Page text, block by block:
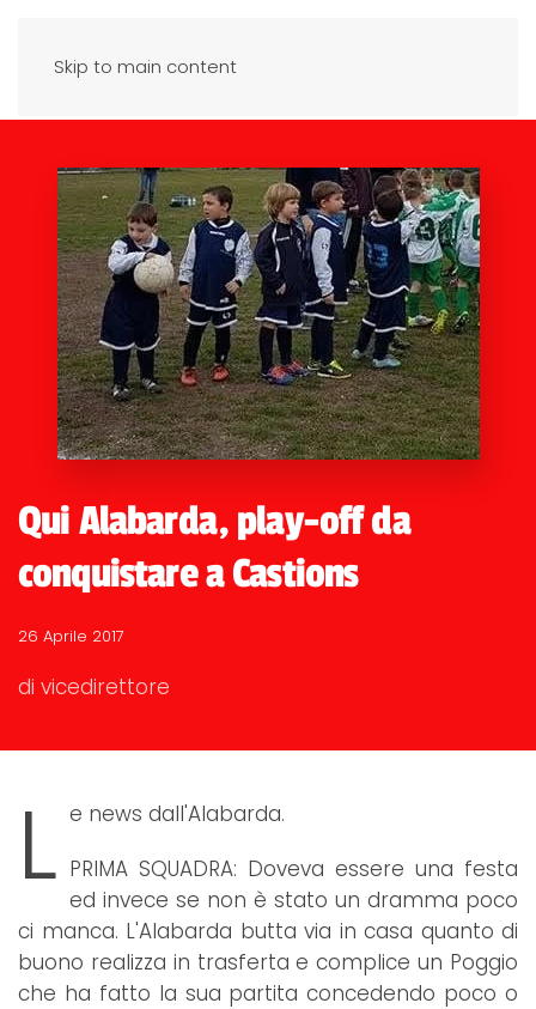
Skip to main content
Qui Alabarda, play-off da
conquistare a Castions
26 Aprile 2017
di vicedirettore
L e news dall'Alabarda.
PRIMA SQUADRA: Doveva essere una festa
ed invece se non è stato un dramma poco
ci manca. L'Alabarda butta via in casa quanto di
buono realizza in trasferta e complice un Poggio
che ha fatto la sua partita concedendo poco o